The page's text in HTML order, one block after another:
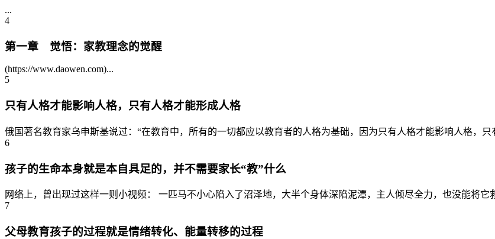
...
4
第一章 觉悟：家教理念的觉醒
(https://www.daowen.com)...
5
只有人格才能影响人格，只有人格才能形成人格
俄国著名教育家乌申斯基说过：“在教育中，所有的一切都应以教育者的人格为基础，因为只有人格才能影响人格，只
6
孩子的生命本身就是本自具足的，并不需要家长“教”什么
网络上，曾出现过这样一则小视频： 一匹马不小心陷入了沼泽地，大半个身体深陷泥潭，主人倾尽全力，也没能将
7
父母教育孩子的过程就是情绪转化、能量转移的过程